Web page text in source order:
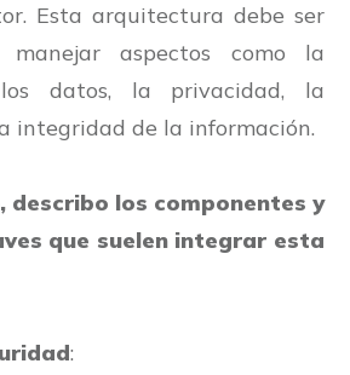
Esta arquitectura debe ser
manejar aspectos como la
datos, la privacidad, la
integridad de la información.
describo los componentes y
que suelen integrar esta
: